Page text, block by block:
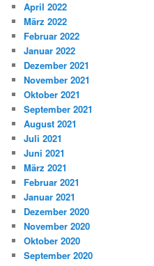
April 2022
März 2022
Februar 2022
Januar 2022
Dezember 2021
November 2021
Oktober 2021
September 2021
August 2021
Juli 2021
Juni 2021
März 2021
Februar 2021
Januar 2021
Dezember 2020
November 2020
Oktober 2020
September 2020